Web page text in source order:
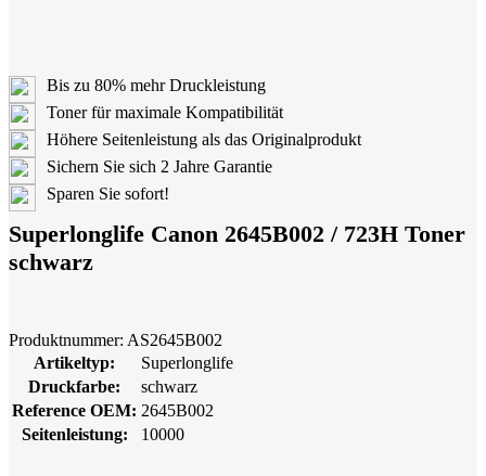
Bis zu 80% mehr Druckleistung
Toner für maximale Kompatibilität
Höhere Seitenleistung als das Originalprodukt
Sichern Sie sich 2 Jahre Garantie
Sparen Sie sofort!
Superlonglife Canon 2645B002 / 723H Toner
schwarz
Produktnummer: AS2645B002
Artikeltyp:
Superlonglife
Druckfarbe:
schwarz
Reference OEM: 2645B002
Seitenleistung:
10000